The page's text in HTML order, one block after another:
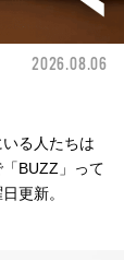
2026.08.06
る人たちは
BUZZ」って
更新。